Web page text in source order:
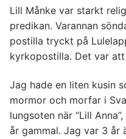
Lill Månke var starkt
predikan. Varannan
postilla tryckt på
kyrkopostilla. Det var
Jag hade en liten kusin
mormor och morfar i
lungsoten när “Lill
år gammal. Jag var 3 år